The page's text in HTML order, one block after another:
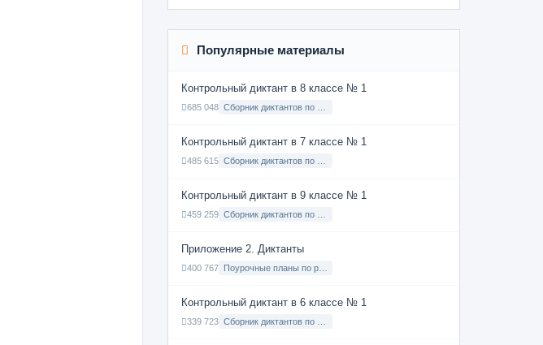
Популярные материалы
Контрольный диктант в 8 классе № 1
685 048
Контрольный диктант в 7 классе № 1
485 615
Контрольный диктант в 9 классе № 1
459 259
Приложение 2. Диктанты
400 767
Контрольный диктант в 6 классе № 1
339 723